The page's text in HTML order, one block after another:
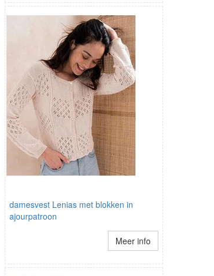
damesvest Lenias met blokken in
ajourpatroon
Meer info